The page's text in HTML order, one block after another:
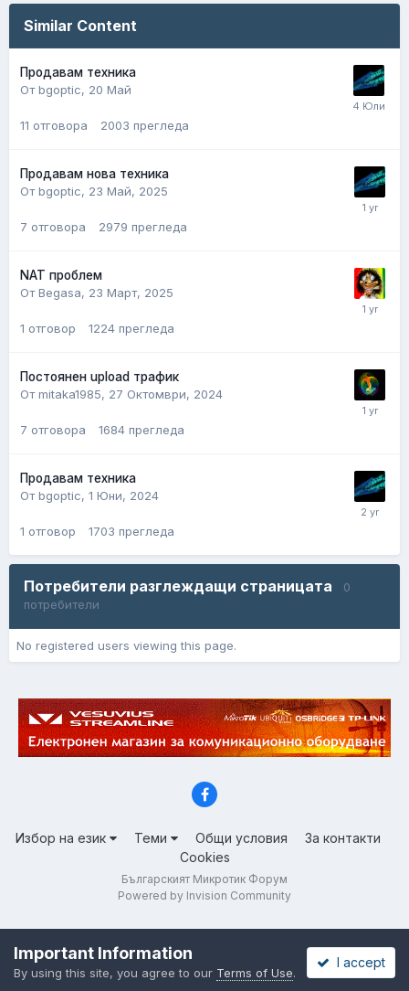
Similar Content
Продавам техника
От bgoptic, 20 Май
11 отговора 2003 прегледа
Продавам нова техника
От bgoptic, 23 Май, 2025
7 отговора 2979 прегледа
NAT проблем
От Begasa, 23 Март, 2025
1 отговор 1224 прегледа
Постоянен upload трафик
От mitaka1985, 27 Октомври, 2024
7 отговора 1684 прегледа
Продавам техника
От bgoptic, 1 Юни, 2024
1 отговор 1703 прегледа
Потребители разглеждащи страницата
0
потребители
No registered users viewing this page.
Избор на език Теми Общи условия
За контакти
Cookies
Българският Микротик Форум
Powered by Invision Community
Important Information
By using this site, you agree to our Terms of Use.
I accept